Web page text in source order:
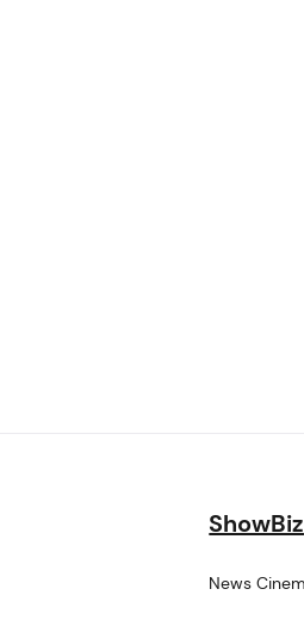
ShowBiz
News